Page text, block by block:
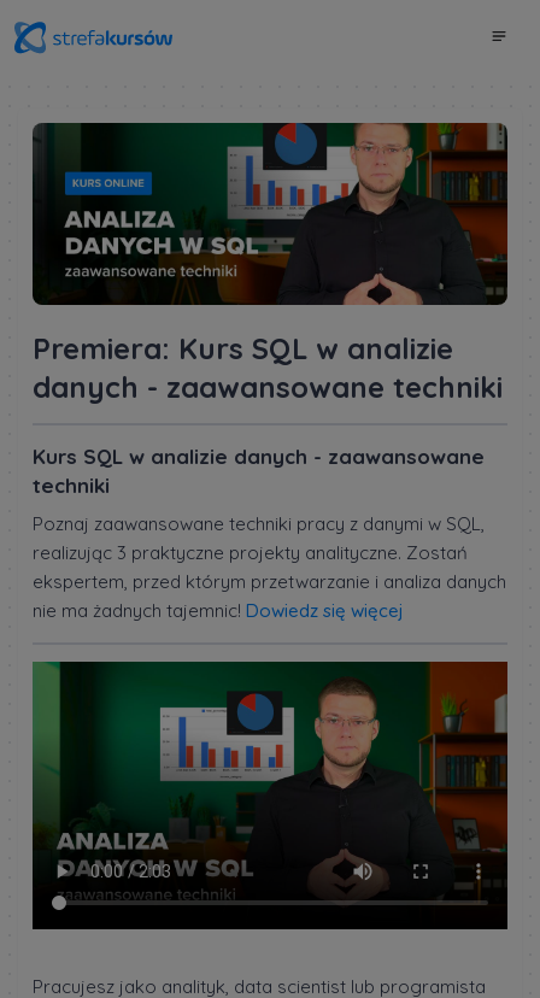
Premiera: Kurs SQL w analizie
danych - zaawansowane techniki
Kurs SQL w analizie danych - zaawansowane
techniki
Poznaj zaawansowane techniki pracy z danymi w SQL,
realizując 3 praktyczne projekty analityczne. Zostań
ekspertem, przed którym przetwarzanie i analiza danych
nie ma żadnych tajemnic! Dowiedz się więcej
Pracujesz jako analityk, data scientist lub programista